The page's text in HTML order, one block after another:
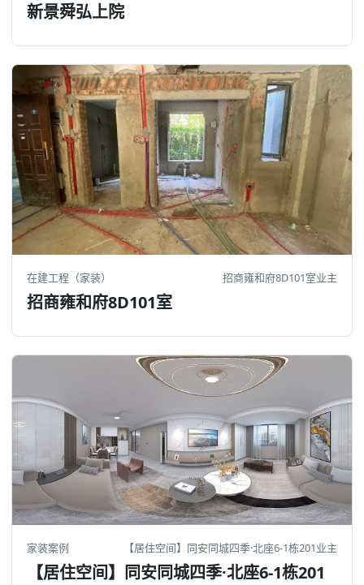
新景舜弘上院
在建工程（家装） 招商雍和府8D101室业主
招商雍和府8D101室
家装案例 【居住空间】同安同城四季·北座6-1栋201业主
【居住空间】同安同城四季·北座6-1栋201